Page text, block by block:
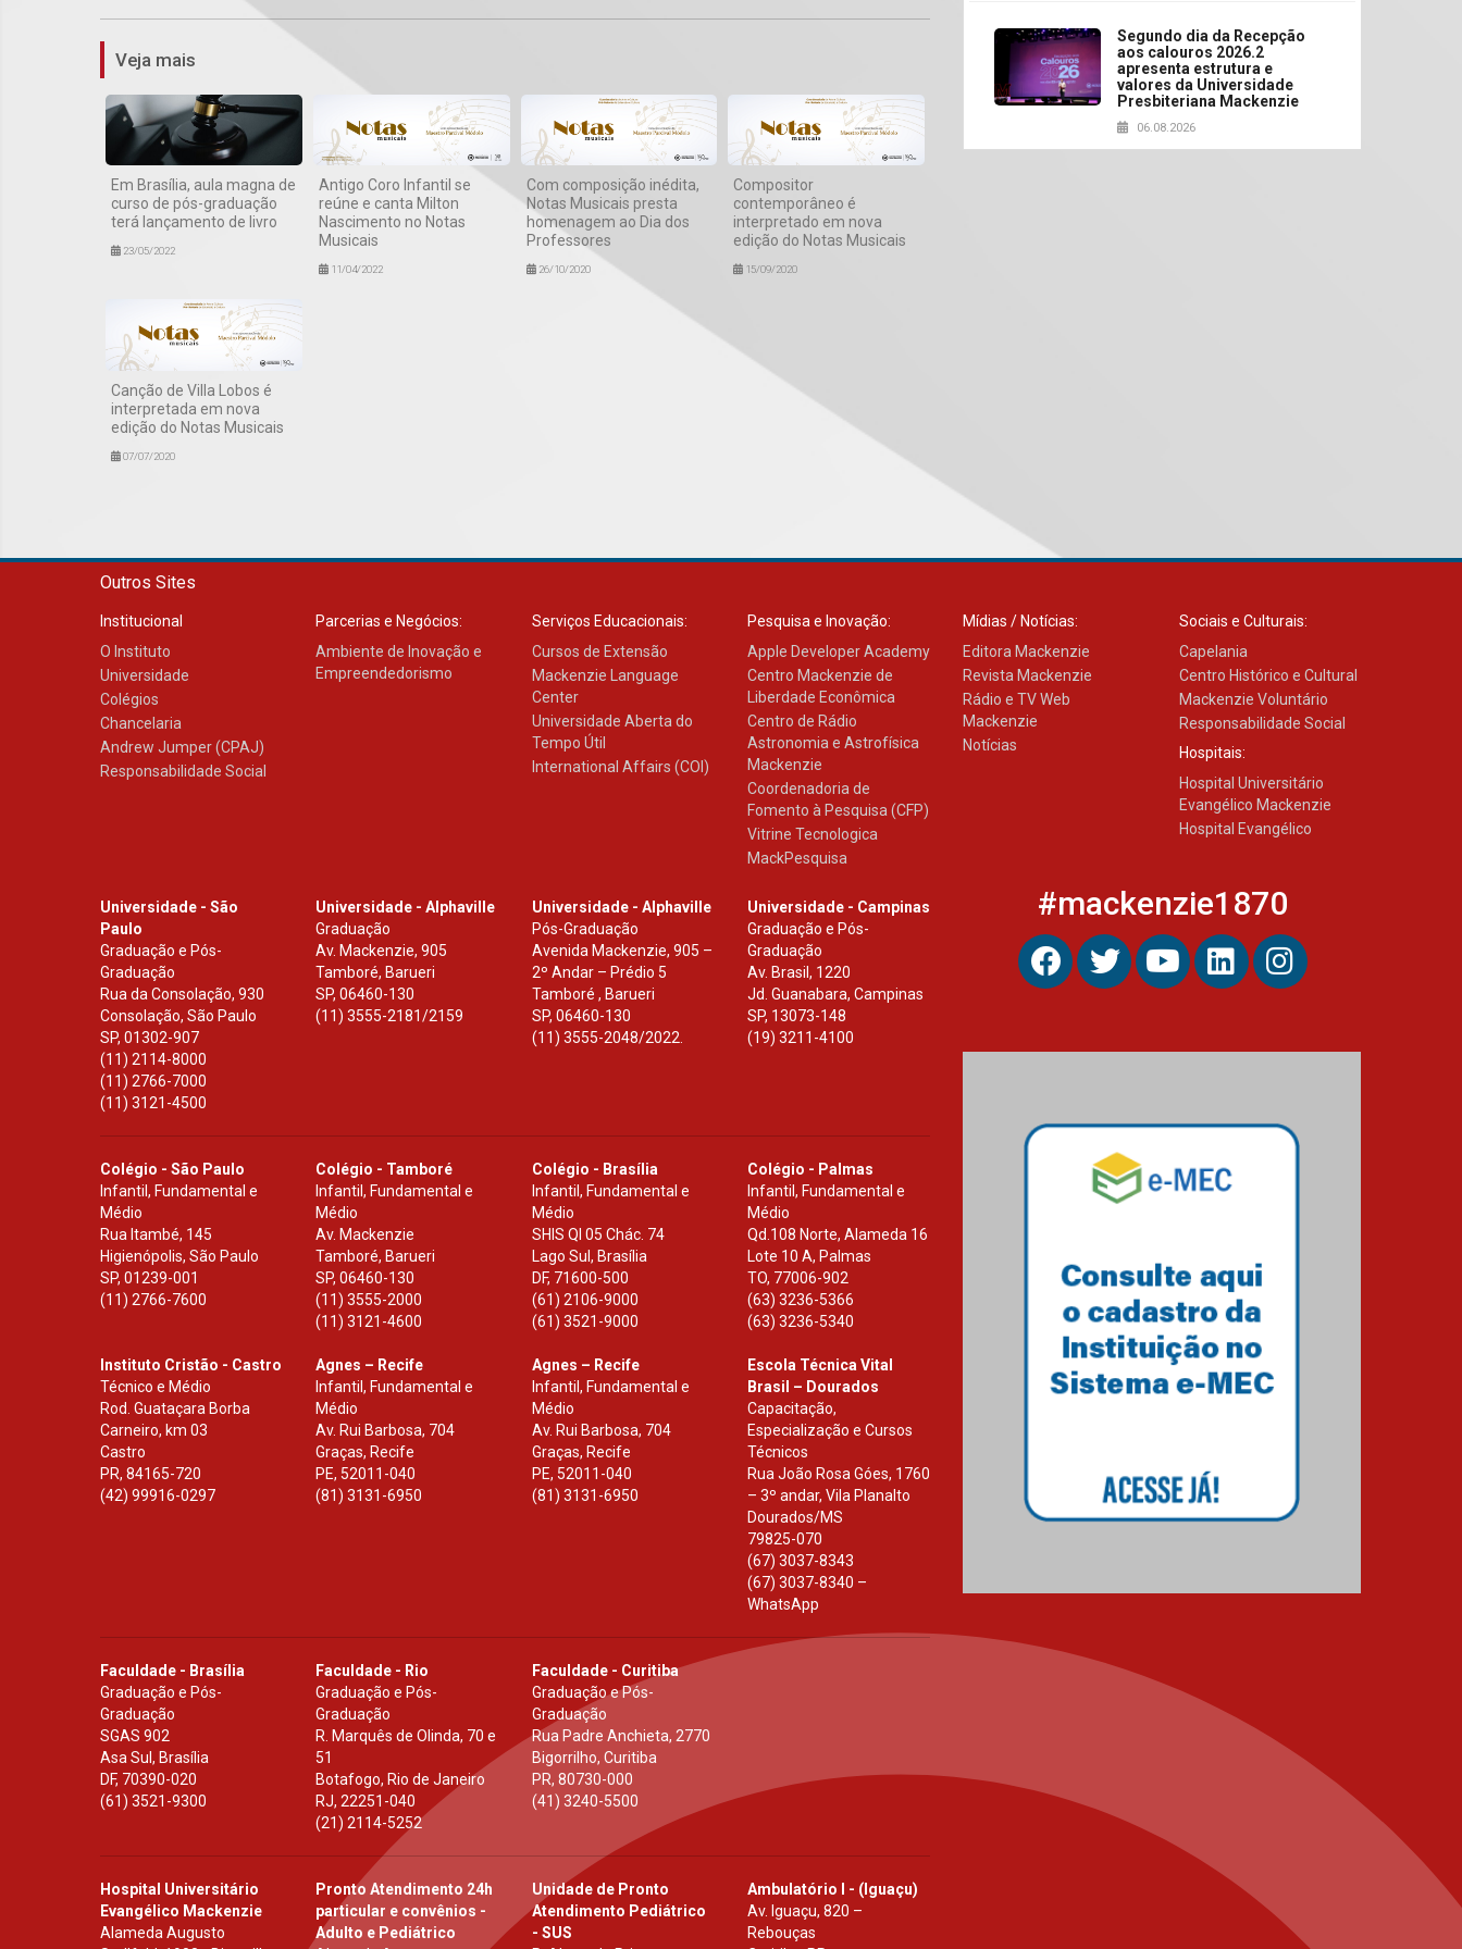
Veja mais
Em Brasília, aula magna de
curso de pós-graduação
terá lançamento de livro
23/05/2022
Antigo Coro Infantil se
reúne e canta Milton
Nascimento no Notas
Musicais
11/04/2022
Com composição inédita,
Notas Musicais presta
homenagem ao Dia dos
Professores
26/10/2020
Compositor
contemporâneo é
interpretado em nova
edição do Notas Musicais
15/09/2020
Canção de Villa Lobos é
interpretada em nova
edição do Notas Musicais
07/07/2020
Segundo dia da Recepção
aos calouros 2026.2
apresenta estrutura e
valores da Universidade
Presbiteriana Mackenzie
06.08.2026
04.08.2026
calouros do segundo
semestre de 2026
04.08.2026
Brasília prepara seus
estudantes para o PAS antes
mesmo do Ensino Médio
Como os pais podem investir
na educação dos filhos além
da escola
04.08.2026
Outros Sites
Institucional
O Instituto
Universidade
Colégios
Chancelaria
Andrew Jumper (CPAJ)
Responsabilidade Social
Parcerias e Negócios:
Ambiente de Inovação e
Empreendedorismo
Serviços Educacionais:
Cursos de Extensão
Mackenzie Language
Center
Universidade Aberta do
Tempo Útil
International Affairs (COI)
Pesquisa e Inovação:
Apple Developer Academy
Centro Mackenzie de
Liberdade Econômica
Centro de Rádio
Astronomia e Astrofísica
Mackenzie
Coordenadoria de
Fomento à Pesquisa (CFP)
Vitrine Tecnologica
MackPesquisa
Mídias / Notícias:
Editora Mackenzie
Revista Mackenzie
Rádio e TV Web
Mackenzie
Notícias
Sociais e Culturais:
Capelania
Centro Histórico e Cultural
Mackenzie Voluntário
Responsabilidade Social
Hospitais:
Hospital Universitário
Evangélico Mackenzie
Hospital Evangélico
Universidade - São
Paulo
Graduação e Pós-
Graduação
Rua da Consolação, 930
Consolação, São Paulo
SP, 01302-907
(11) 2114-8000
(11) 2766-7000
(11) 3121-4500
Universidade - Alphaville
Graduação
Av. Mackenzie, 905
Tamboré, Barueri
SP,06460-130
(11) 3555-2181/2159
Universidade - Alphaville
Pós-Graduação
Avenida Mackenzie, 905 –
2º Andar – Prédio 5
Tamboré , Barueri
SP, 06460-130
(11) 3555-2048/2022.
Universidade - Campinas
Graduação e Pós-
Graduação
Av. Brasil, 1220
Jd. Guanabara, Campinas
SP, 13073-148
(19) 3211-4100
Colégio - São Paulo
Infantil, Fundamental e
Médio
Rua Itambé, 145
Higienópolis, São Paulo
SP, 01239-001
(11) 2766-7600
Colégio - Tamboré
Infantil, Fundamental e
Médio
Av. Mackenzie
Tamboré, Barueri
SP,06460-130
(11) 3555-2000
(11) 3121-4600
Colégio - Brasília
Infantil, Fundamental e
Médio
SHIS Ql 05 Chác. 74
Lago Sul, Brasília
DF, 71600-500
(61) 2106-9000
(61) 3521-9000
Colégio - Palmas
Infantil, Fundamental e
Médio
Qd.108 Norte, Alameda 16
Lote 10 A, Palmas
TO, 77006-902
(63) 3236-5366
(63) 3236-5340
Instituto Cristão - Castro
Técnico e Médio
Rod. Guataçara Borba
Carneiro, km 03
Castro
PR, 84165-720
(42) 99916-0297
Agnes – Recife
Infantil, Fundamental e
Médio
Av. Rui Barbosa, 704
Graças, Recife
PE, 52011-040
(81) 3131-6950
Agnes – Recife
Infantil, Fundamental e
Médio
Av. Rui Barbosa, 704
Graças, Recife
PE, 52011-040
(81) 3131-6950
Escola Técnica Vital
Brasil – Dourados
Capacitação,
Especialização e Cursos
Técnicos
Rua João Rosa Góes, 1760
– 3º andar, Vila Planalto
Dourados/MS
79825-070
(67) 3037-8343
(67) 3037-8340 –
WhatsApp
Faculdade - Brasília
Graduação e Pós-
Graduação
SGAS 902
Asa Sul, Brasília
DF, 70390-020
(61) 3521-9300
Faculdade - Rio
Graduação e Pós-
Graduação
R. Marquês de Olinda, 70 e
51
Botafogo, Rio de Janeiro
RJ,22251-040
(21) 2114-5252
Faculdade - Curitiba
Graduação e Pós-
Graduação
Rua Padre Anchieta, 2770
Bigorrilho, Curitiba
PR, 80730-000
(41) 3240-5500
Hospital Universitário
Evangélico Mackenzie
Alameda Augusto
Pronto Atendimento 24h
particular e convênios -
Adulto e Pediátrico
Unidade de Pronto
Atendimento Pediátrico
- SUS
Ambulatório I - (Iguaçu)
Av. Iguaçu, 820 –
Rebouças
#mackenzie1870